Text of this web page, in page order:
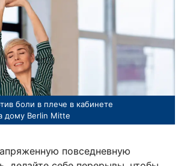
боли в плече в кабинете
дому Berlin Mitte
повседневную